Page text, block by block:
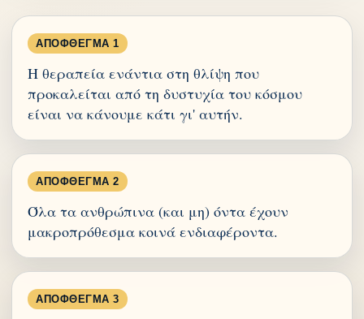
ΑΠΌΦΘΕΓΜΑ 1
Η θεραπεία ενάντια στη θλίψη που
προκαλείται από τη δυστυχία του κόσμου
είναι να κάνουμε κάτι γι' αυτήν.
ΑΠΌΦΘΕΓΜΑ 2
Όλα τα ανθρώπινα (και μη) όντα έχουν
μακροπρόθεσμα κοινά ενδιαφέροντα.
ΑΠΌΦΘΕΓΜΑ 3